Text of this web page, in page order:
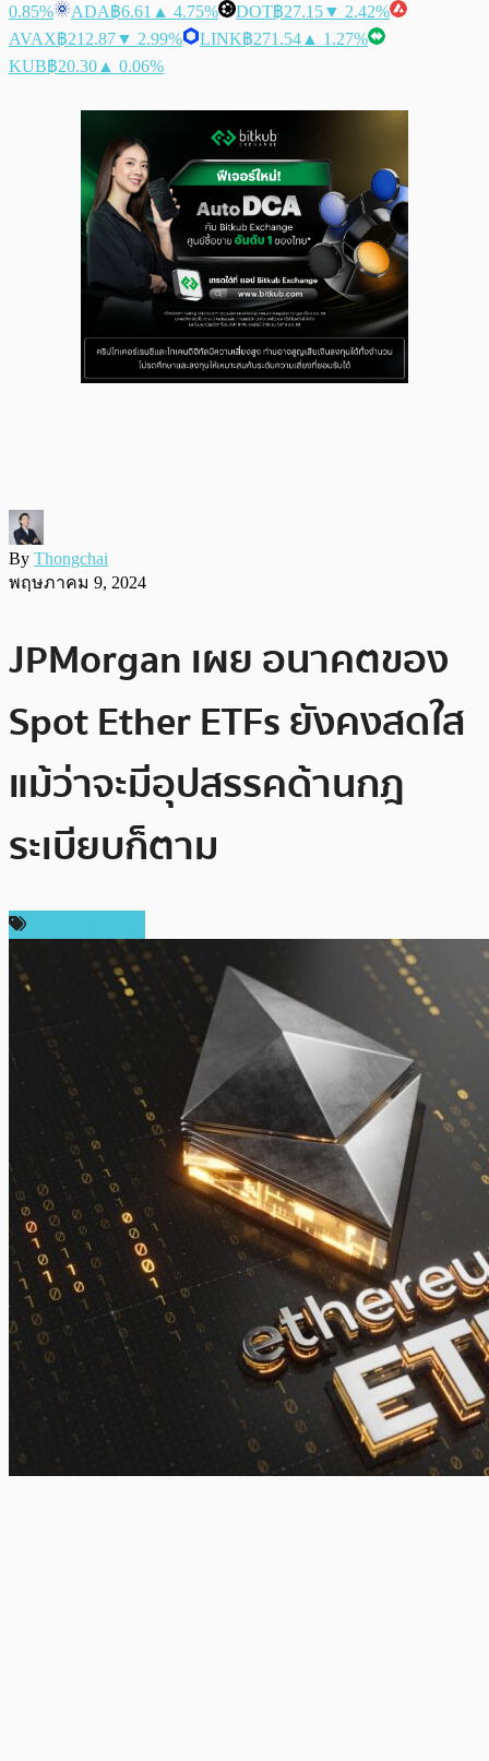
0.85%
ADA฿6.61 ▲ 4.75% DOT฿27.15▼ 2.42%
AVAX฿212.87▼ 2.99% LINK฿271.54 ▲ 1.27%
KUB฿20.30 ▲ 0.06%
By Thongchai
พฤษภาคม 9, 2024
JPMorgan เผย อนาคตของ
Spot Ether ETFs ยังคงสดใส
แม้ว่าจะมีอุปสรรคด้านกฎ
ระเบียบก็ตาม